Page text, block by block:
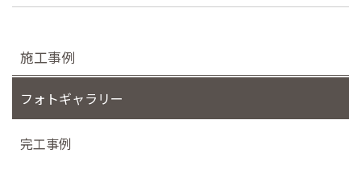
施工事例
フォトギャラリー
完工事例